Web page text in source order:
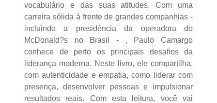
vocabulário e das suas atitudes. Com uma
carreira sólida à frente de grandes companhias -
incluindo a presidência da operadora do
McDonald?s no Brasil - , Paulo Camargo
conhece de perto os principais desafios da
liderança moderna. Neste livro, ele compartilha,
com autenticidade e empatia, como liderar com
presença, desenvolver pessoas e impulsionar
resultados reais. Com esta leitura, você vai